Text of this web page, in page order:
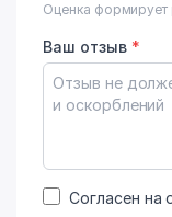
Оценка формирует
Ваш отзыв *
Согласен на